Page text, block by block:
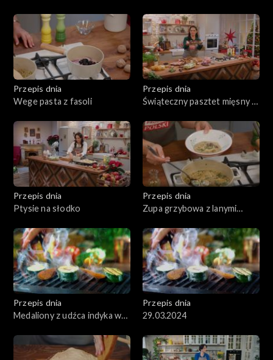
Przepis dnia
Wege pasta z fasoli
Przepis dnia
Świąteczny pasztet mięsny z
Przepis dnia
Ptysie na słodko
Przepis dnia
Zupa grzybowa z lanymi
Przepis dnia
Medaliony z udźca indyka w
Przepis dnia
29.03.2024